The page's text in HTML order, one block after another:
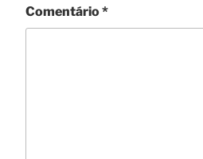
Comentário*